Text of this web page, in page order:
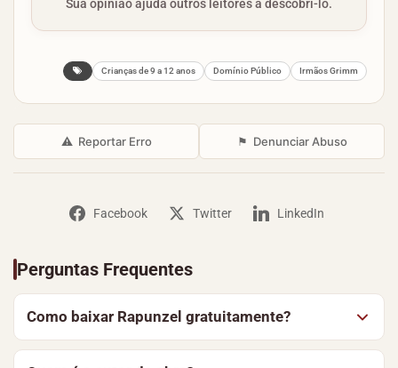
Sua opinião ajuda outros leitores a descobri-lo.
Crianças de 9 a 12 anos Domínio Público Irmãos Grimm
⚠ Reportar Erro ⚑ Denunciar Abuso
Facebook Twitter LinkedIn
Perguntas Frequentes
Como baixar Rapunzel gratuitamente?
Para baixar Rapunzel, de Irmãos Grimm, clique no